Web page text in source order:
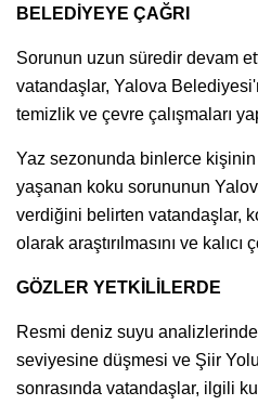
BELEDİYEYE ÇAĞRI
Sorunun uzun süredir devam
vatandaşlar, Yalova
temizlik ve çevre çalışmaları
Yaz sezonunda binlerce kişinin
yaşanan koku sorununun
verdiğini belirten vatandaşlar,
olarak araştırılmasını ve
GÖZLER YETKİLİLERDE
Resmi deniz suyu
seviyesine düşmesi ve Şiir
sonrasında vatandaşlar, ilgili